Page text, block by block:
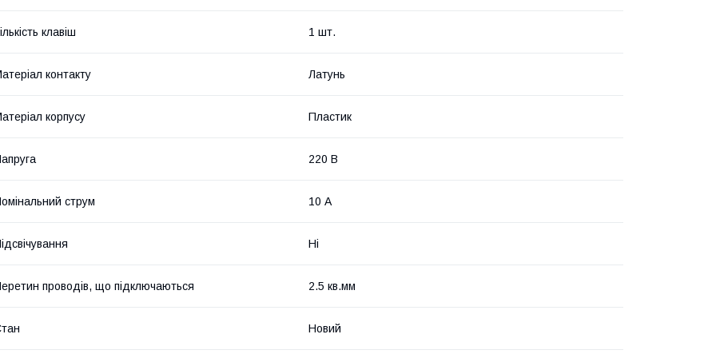
клавіш 1 шт.
контакту Латунь
корпусу Пластик
220 В
струм 10 А
Ні
проводів, що підключаються 2.5 кв.мм
Новий